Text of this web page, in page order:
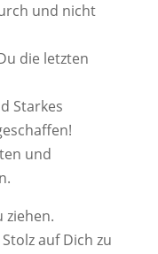
und nicht
die letzten
Starkes
und
ziehen.
auf Dich zu